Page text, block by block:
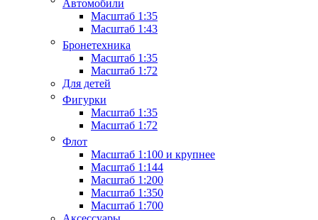
Автомобили
Масштаб 1:35
Масштаб 1:43
Бронетехника
Масштаб 1:35
Масштаб 1:72
Для детей
Фигурки
Масштаб 1:35
Масштаб 1:72
Флот
Масштаб 1:100 и крупнее
Масштаб 1:144
Масштаб 1:200
Масштаб 1:350
Масштаб 1:700